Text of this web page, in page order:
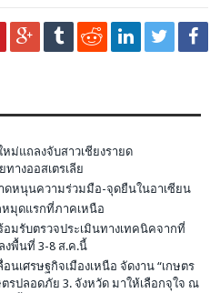
ม่แถลงจับสาวเชียงรายด
างออสเตรเลีย
ดหนุนความร่วมมือ-จุดยืนในอาเซียน
หมุดแรกที่ภาคเหนือ
มรับตรวจประเมินทางเทคนิคจากที่
พื้นที่ 3-8 ส.ค.นี้
เศรษฐกิจเมืองเหนือ จัดงาน “เกษตร
ตรปลอดภัย 3. จังหวัด มาให้เลือกจุใจ ณ